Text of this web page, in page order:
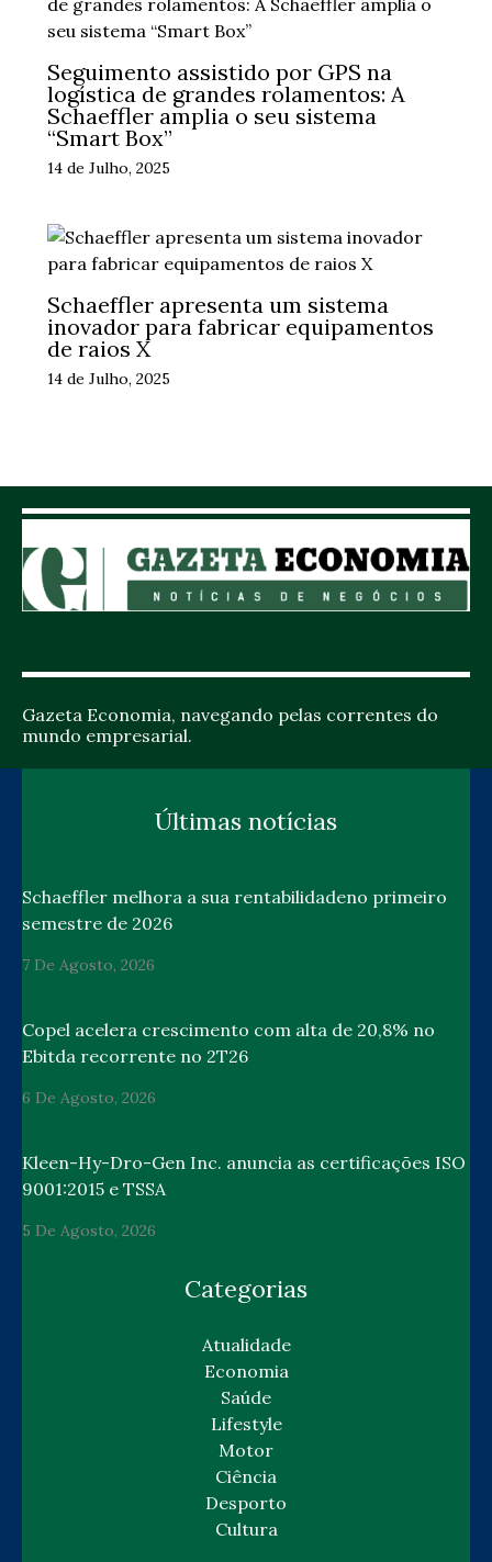
Seguimento assistido por GPS na
logística de grandes rolamentos: A
Schaeffler amplia o seu sistema
“Smart Box”
14 de Julho, 2025
Schaeffler apresenta um sistema
inovador para fabricar equipamentos
de raios X
14 de Julho, 2025
Gazeta Economia, navegando pelas correntes do
mundo empresarial.
Últimas notícias
Schaeffler melhora a sua rentabilidadeno primeiro
semestre de 2026
7 De Agosto, 2026
Copel acelera crescimento com alta de 20,8% no
Ebitda recorrente no 2T26
6 De Agosto, 2026
Kleen-Hy-Dro-Gen Inc. anuncia as certificações ISO
9001:2015 e TSSA
5 De Agosto, 2026
Categorias
Atualidade
Economia
Saúde
Lifestyle
Motor
Ciência
Desporto
Cultura